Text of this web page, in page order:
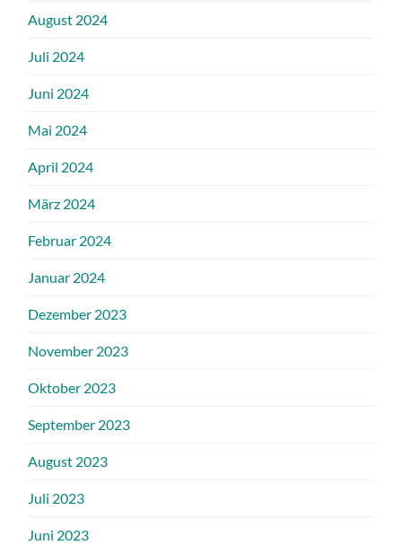
August 2024
Juli 2024
Juni 2024
Mai 2024
April 2024
März 2024
Februar 2024
Januar 2024
Dezember 2023
November 2023
Oktober 2023
September 2023
August 2023
Juli 2023
Juni 2023